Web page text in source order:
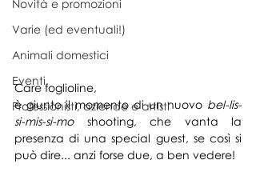
Novità e promozioni
Varie (ed eventuali!)
Animali domestici
Eventi
Professionisti, aziende e artisti
Care foglioline,
è giunto il momento di un nuovo bel-lis-
si-mis-si-mo shooting, che vanta la
presenza di una special guest, se così si
può dire... anzi forse due, a ben vedere!